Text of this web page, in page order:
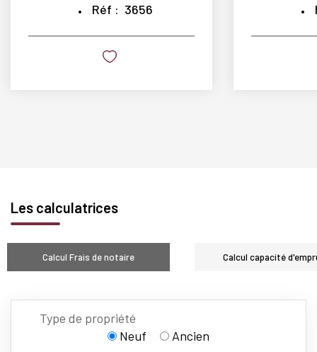
Réf : 3656
Les calculatrices
Calcul Frais de notaire Calcul capacité